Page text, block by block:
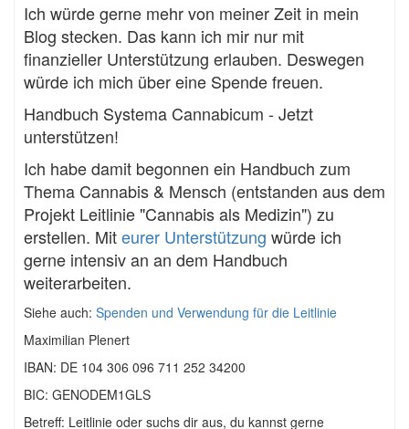
Ich würde gerne mehr von meiner Zeit in mein
Blog stecken. Das kann ich mir nur mit
finanzieller Unterstützung erlauben. Deswegen
würde ich mich über eine Spende freuen.
Handbuch Systema Cannabicum - Jetzt
unterstützen!
Ich habe damit begonnen ein Handbuch zum
Thema Cannabis & Mensch (entstanden aus dem
Projekt Leitlinie "Cannabis als Medizin") zu
erstellen. Miteurer Unterstützung würde ich
gerne intensiv an an dem Handbuch
weiterarbeiten.
Siehe auch: Spenden und Verwendung für die Leitlinie
Maximilian Plenert
IBAN: DE 104 306 096 711 252 34200
BIC: GENODEM1GLS
Betreff: Leitlinie oder suchs dir aus, du kannst gerne